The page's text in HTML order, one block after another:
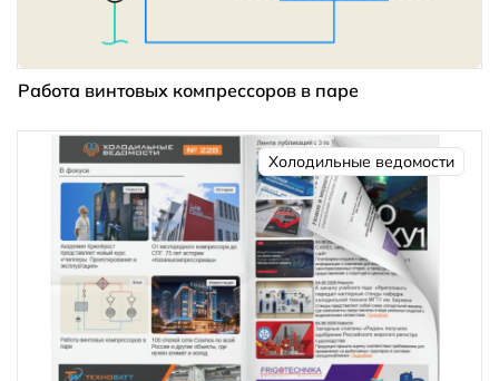
Работа винтовых компрессоров в паре
Холодильные ведомости